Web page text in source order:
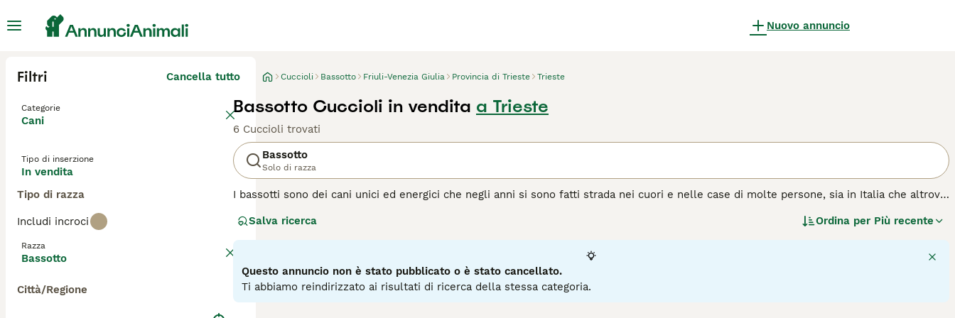
Nuovo annuncio
Filtri Cancella tutto
Categorie
Cani
Tipo di inserzione
In vendita
Tipo di razza
Includi incroci
Razza
Bassotto
Città/Regione
Cuccioli Bassotto Friuli-Venezia Giulia Provincia di Trieste Trieste
Bassotto Cuccioli in vendita a Trieste
6 Cuccioli trovati
Bassotto
Solo di razza
I bassotti sono dei cani unici ed energici che negli anni si sono fatti strada nei cuori e nelle case di molte persone, sia in Italia che altrove.
razza ha origine in Germania, dove veniva allevata per cacciare conigli, tassi e piccola selvaggina. Non c'è niente che questi cani amano di
della giornata. I bassotti sono compagni intelligenti e leali e amano far parte di una famiglia.
Leggi la nostra pagina di consigli sul Bassotto per informazioni su questa razza di cane.
Salva ricerca Ordina per Più recente
Questo annuncio non è stato pubblicato o è stato cancellato.
Ti abbiamo reindirizzato ai risultati di ricerca della stessa categoria.